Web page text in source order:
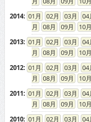
08
09 10
2011: 01 02 03 04
08
09 10
2010: 01 02 03 04
08
09 10
2009: 01 02 03 04
08
09 10
2008: 01 02 03 04
08
09 10